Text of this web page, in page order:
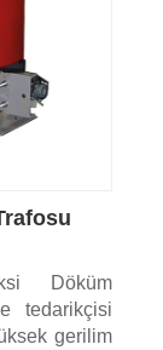
Döküm
tedarikçisi
gerilim